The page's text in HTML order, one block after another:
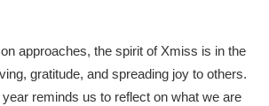
approaches, the spirit of Xmiss is in the
gratitude, and spreading joy to others.
reminds us to reflect on what we are